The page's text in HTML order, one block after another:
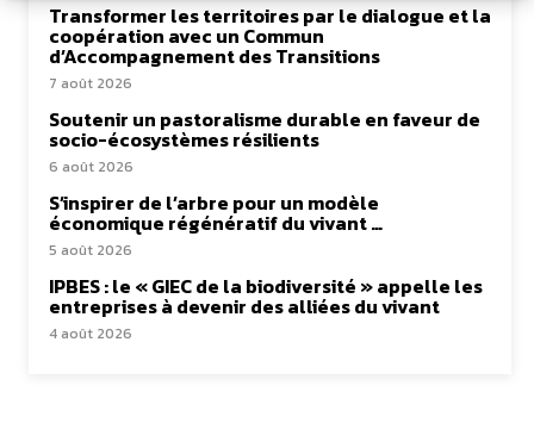
Transformer les territoires par le dialogue et la
coopération avec un Commun
d’Accompagnement des Transitions
7 août 2026
Soutenir un pastoralisme durable en faveur de
socio-écosystèmes résilients
6 août 2026
S’inspirer de l’arbre pour un modèle
économique régénératif du vivant …
5 août 2026
IPBES : le « GIEC de la biodiversité » appelle les
entreprises à devenir des alliées du vivant
4 août 2026